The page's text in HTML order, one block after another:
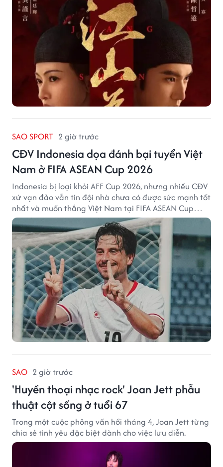
SAO SPORT 2 giờ trước
CĐV Indonesia dọa đánh bại tuyển Việt
Nam ở FIFA ASEAN Cup 2026
Indonesia bị loại khỏi AFF Cup 2026, nhưng nhiều CĐV
xứ vạn đảo vẫn tin đội nhà chưa có được sức mạnh tốt
nhất và muốn thắng Việt Nam tại FIFA ASEAN Cup
2026.
SAO 2 giờ trước
'Huyền thoại nhạc rock' Joan Jett phẫu
thuật cột sống ở tuổi 67
Trong một cuộc phỏng vấn hồi tháng 4, Joan Jett từng
chia sẻ tình yêu đặc biệt dành cho việc lưu diễn.